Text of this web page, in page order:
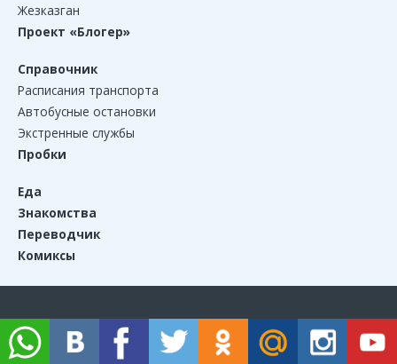
Жезказган
Проект «Блогер»
Справочник
Расписания транспорта
Автобусные остановки
Экстренные службы
Пробки
Еда
Знакомства
Переводчик
Комиксы